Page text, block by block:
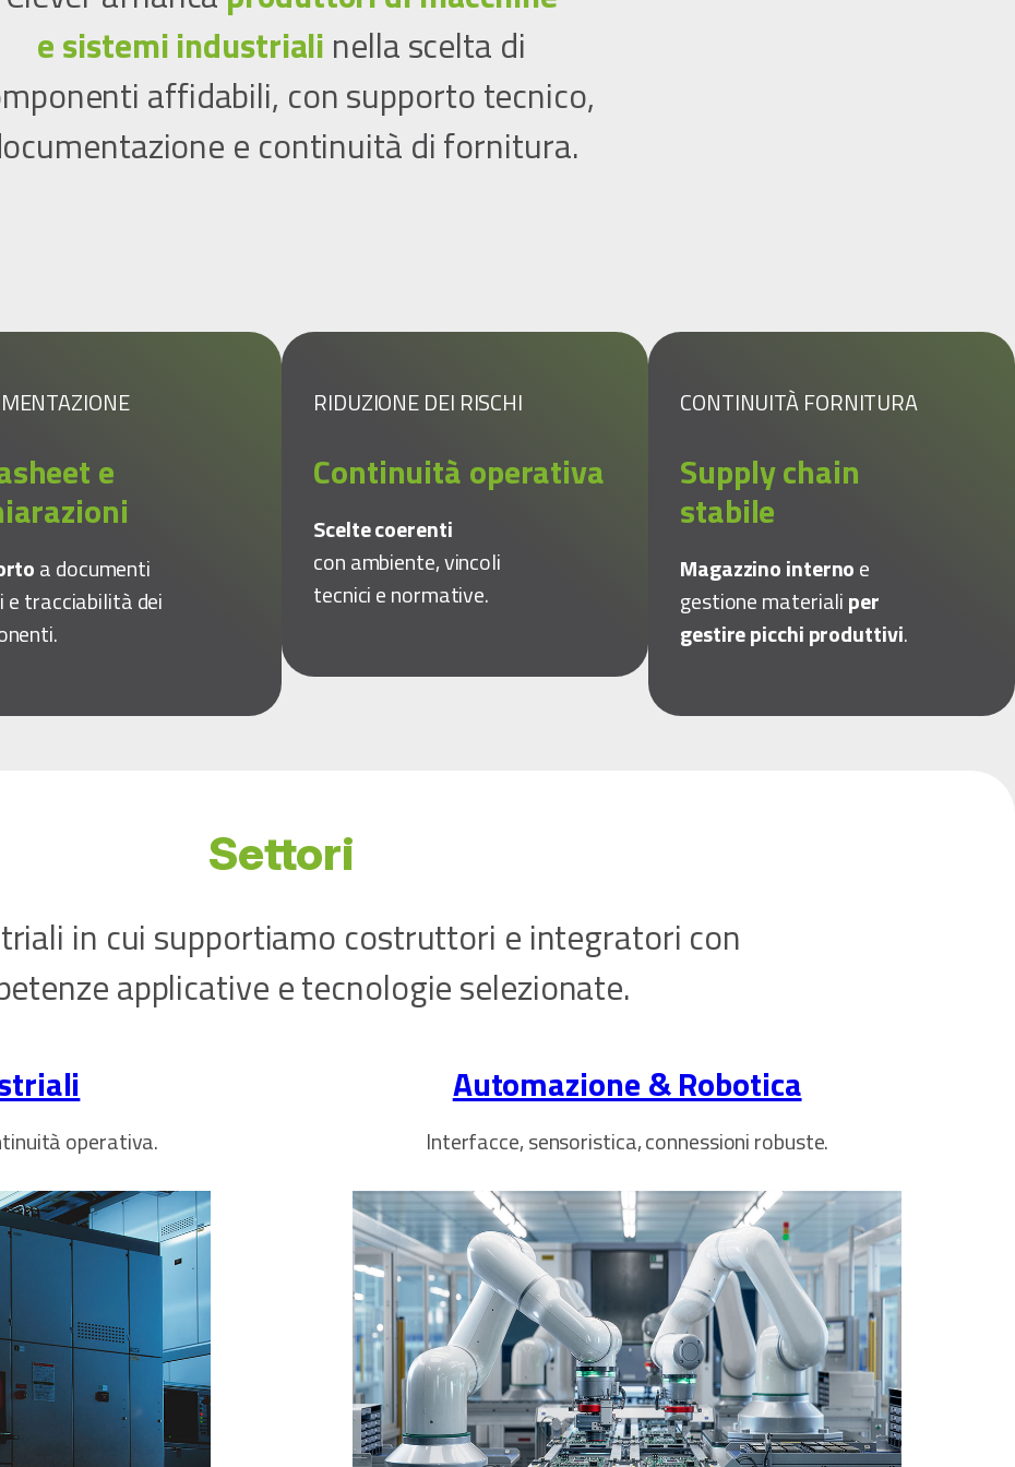
e sistemi industriali nella scelta di
affidabili, con supporto tecnico,
e continuità di fornitura.
e
a documenti
e tracciabilità dei
RIDUZIONE DEI RISCHI
Continuità operativa
Scelte coerenti
con ambiente, vincoli
tecnici e normative.
CONTINUITÀ FORNITURA
Supply chain
stabile
Magazzino internoe
gestione materialiper
gestire picchi produttivi.
Settori
in cui supportiamo costruttori e integratori con
applicative e tecnologie selezionate.
operativa.
Automazione & Robotica
Interfacce, sensoristica, connessioni robuste.